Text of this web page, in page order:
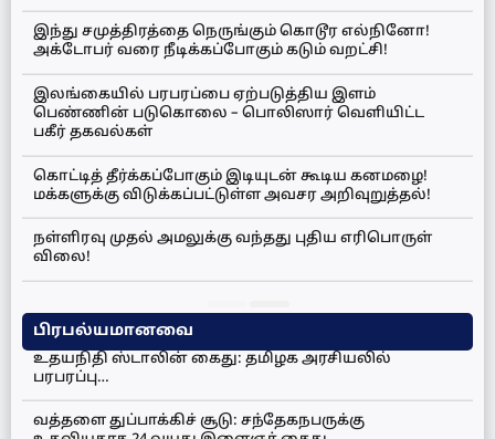
இந்து சமுத்திரத்தை நெருங்கும் கொடூர எல்நினோ!
அக்டோபர் வரை நீடிக்கப்போகும் கடும் வறட்சி!
இலங்கையில் பரபரப்பை ஏற்படுத்திய இளம்
பெண்ணின் படுகொலை – பொலிஸார் வெளியிட்ட
பகீர் தகவல்கள்
கொட்டித் தீர்க்கப்போகும் இடியுடன் கூடிய கனமழை!
மக்களுக்கு விடுக்கப்பட்டுள்ள அவசர அறிவுறுத்தல்!
நள்ளிரவு முதல் அமலுக்கு வந்தது புதிய எரிபொருள்
விலை!
பிரபல்யமானவை
உதயநிதி ஸ்டாலின் கைது: தமிழக அரசியலில்
பரபரப்பு…
வத்தளை துப்பாக்கிச் சூடு: சந்தேகநபருக்கு